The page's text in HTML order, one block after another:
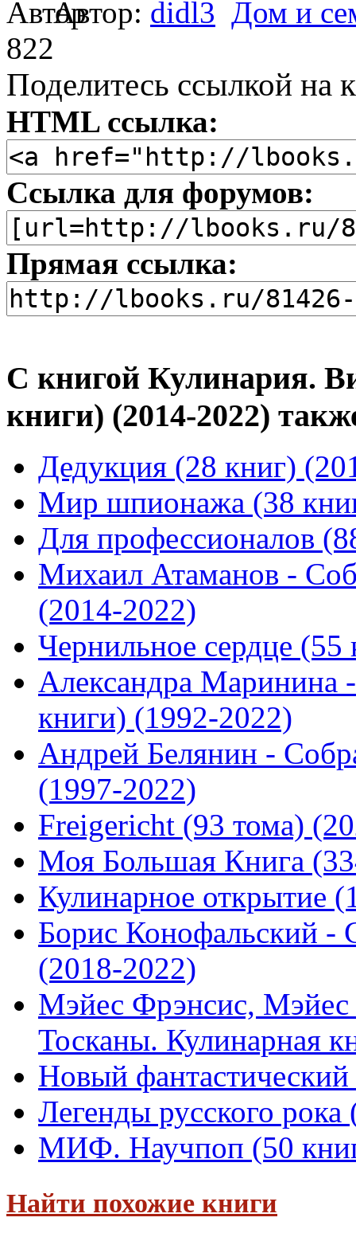
Автор: didl3 Дом и
822
Поделитесь ссылкой на
HTML ссылка:
Ссылка для форумов:
Прямая ссылка:
С книгой Кулинария.
книги) (2014-2022)
Дедукция (28 книг)
Мир шпионажа (38
Для профессионалов
Михаил Атаманов -
(2014-2022)
Чернильное сердце
Александра Маринина
книги) (1992-2022)
Андрей Белянин -
(1997-2022)
Freigericht (93 тома)
Моя Большая Книга
Кулинарное открытие
Борис Конофальский -
(2018-2022)
Мэйес Фрэнсис,
Тосканы. Кулинарная
Новый
Легенды русского
МИФ. Научпоп (50
Найти похожие книги